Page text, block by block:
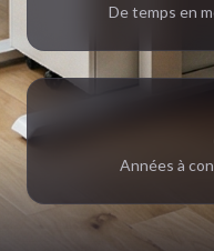
De temps en
Années à